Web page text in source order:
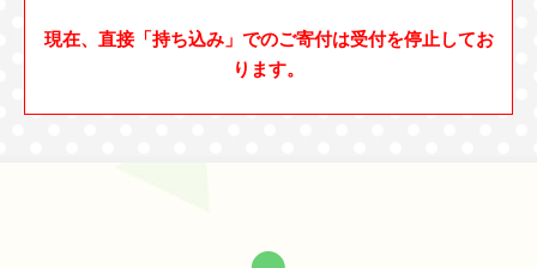
現在、直接「持ち込み」でのご寄付は受付を停止してお
ります。